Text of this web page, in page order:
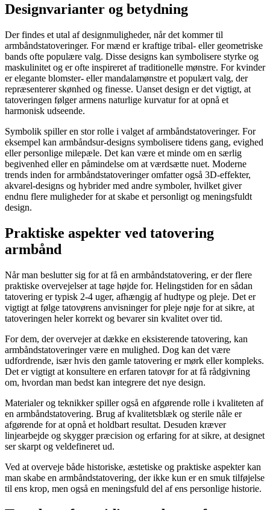
Designvarianter og betydning
Der findes et utal af designmuligheder, når det kommer til
armbåndstatoveringer. For mænd er kraftige tribal- eller geometriske
bands ofte populære valg. Disse designs kan symbolisere styrke og
maskulinitet og er ofte inspireret af traditionelle mønstre. For kvinder
er elegante blomster- eller mandalamønstre et populært valg, der
repræsenterer skønhed og finesse. Uanset design er det vigtigt, at
tatoveringen følger armens naturlige kurvatur for at opnå et
harmonisk udseende.
Symbolik spiller en stor rolle i valget af armbåndstatoveringer. For
eksempel kan armbåndsur-designs symbolisere tidens gang, evighed
eller personlige milepæle. Det kan være et minde om en særlig
begivenhed eller en påmindelse om at værdsætte nuet. Moderne
trends inden for armbåndstatoveringer omfatter også 3D-effekter,
akvarel-designs og hybrider med andre symboler, hvilket giver
endnu flere muligheder for at skabe et personligt og meningsfuldt
design.
Praktiske aspekter ved tatovering
armbånd
Når man beslutter sig for at få en armbåndstatovering, er der flere
praktiske overvejelser at tage højde for. Helingstiden for en sådan
tatovering er typisk 2-4 uger, afhængig af hudtype og pleje. Det er
vigtigt at følge tatovørens anvisninger for pleje nøje for at sikre, at
tatoveringen heler korrekt og bevarer sin kvalitet over tid.
For dem, der overvejer at dække en eksisterende tatovering, kan
armbåndstatoveringer være en mulighed. Dog kan det være
udfordrende, især hvis den gamle tatovering er mørk eller kompleks.
Det er vigtigt at konsultere en erfaren tatovør for at få rådgivning
om, hvordan man bedst kan integrere det nye design.
Materialer og teknikker spiller også en afgørende rolle i kvaliteten af
en armbåndstatovering. Brug af kvalitetsblæk og sterile nåle er
afgørende for at opnå et holdbart resultat. Desuden kræver
linjearbejde og skygger præcision og erfaring for at sikre, at designet
ser skarpt og veldefineret ud.
Ved at overveje både historiske, æstetiske og praktiske aspekter kan
man skabe en armbåndstatovering, der ikke kun er en smuk tilføjelse
til ens krop, men også en meningsfuld del af ens personlige historie.